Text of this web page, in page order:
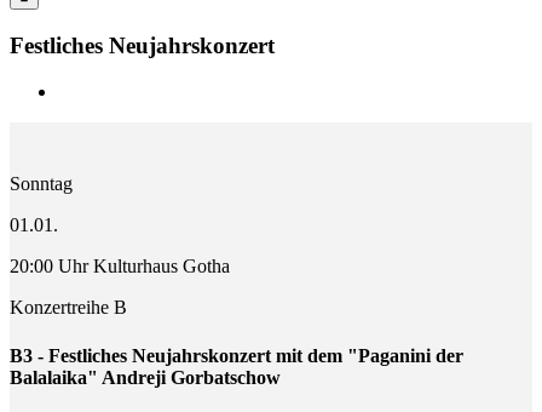
Festliches Neujahrskonzert
Sonntag
01.01.
20:00 Uhr Kulturhaus Gotha
Konzertreihe B
B3 - Festliches Neujahrskonzert mit dem "Paganini der
Balalaika" Andreji Gorbatschow